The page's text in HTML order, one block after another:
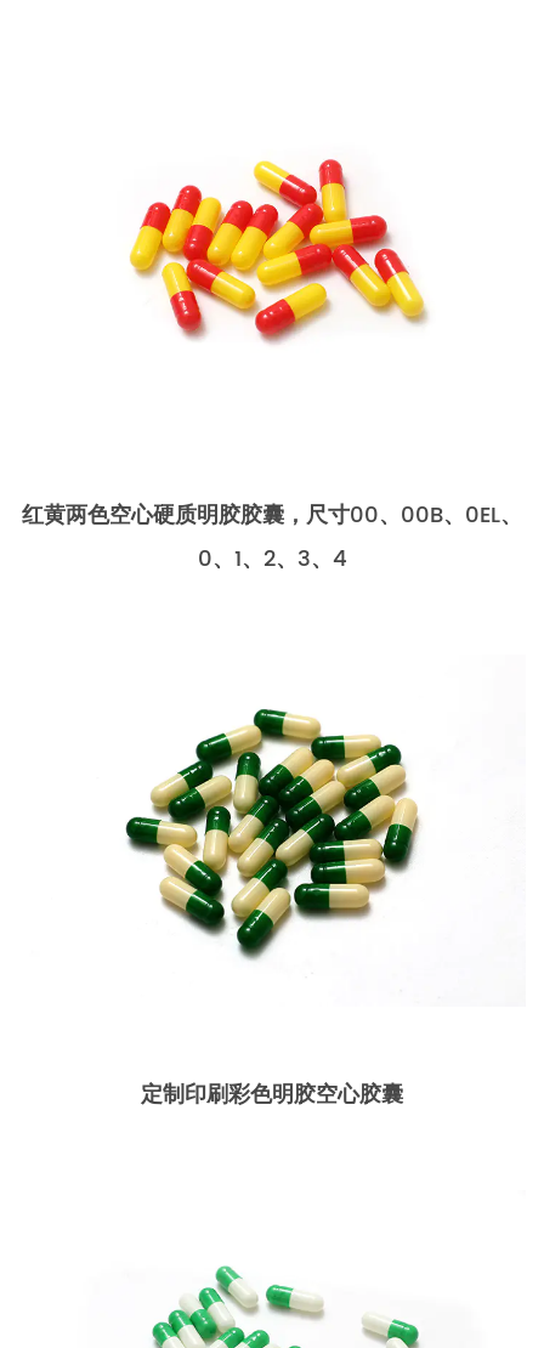
红黄两色空心硬质明胶胶囊，尺寸00、00B、0EL、
0、1、2、3、4
定制印刷彩色明胶空心胶囊